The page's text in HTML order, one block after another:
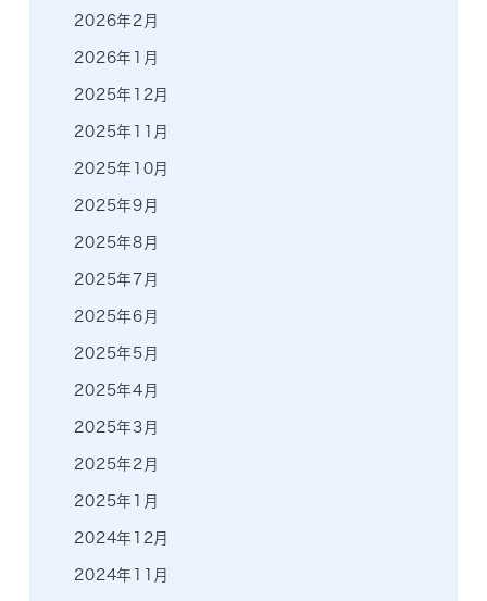
2026年2月
2026年1月
2025年12月
2025年11月
2025年10月
2025年9月
2025年8月
2025年7月
2025年6月
2025年5月
2025年4月
2025年3月
2025年2月
2025年1月
2024年12月
2024年11月